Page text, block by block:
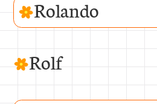
Rolando
Rolf